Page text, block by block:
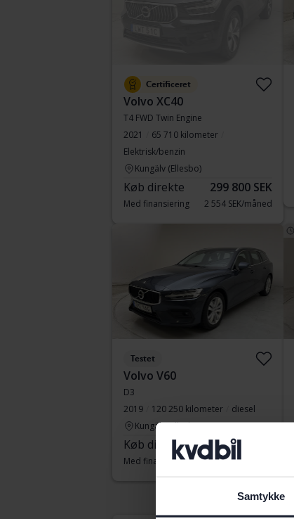
Samtykke
Certificeret
Volvo XC40
T4 FWD Twin Engine
2021
65 710 kilometer
Elektrisk/benzin
Kungälv (Ellesbo)
Køb direkte 299 800 SEK
Med finansiering 2 554 SEK/måned
Testet
Volvo V60
D3
2019
120 250 kilometer
diesel
Kungälv (Ellesbo)
Køb direkte 219 900 SEK
Med finansiering 1 874 SEK/måned